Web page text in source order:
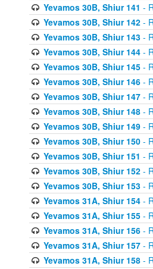
Yevamos 30B, Shiur 141 -
Yevamos 30B, Shiur 142-
Yevamos 30B, Shiur 143-
Yevamos 30B, Shiur 144-
Yevamos 30B, Shiur 145-
Yevamos 30B, Shiur 146-
Yevamos 30B, Shiur 147-
Yevamos 30B, Shiur 148-
Yevamos 30B, Shiur 149-
Yevamos 30B, Shiur 150-
Yevamos 30B, Shiur 151 -
Yevamos 30B, Shiur 152-
Yevamos 30B, Shiur 153-
Yevamos 31A, Shiur 154-
Yevamos 31A, Shiur 155-
Yevamos 31A, Shiur 156-
Yevamos 31A, Shiur 157-
Yevamos 31A, Shiur 158-